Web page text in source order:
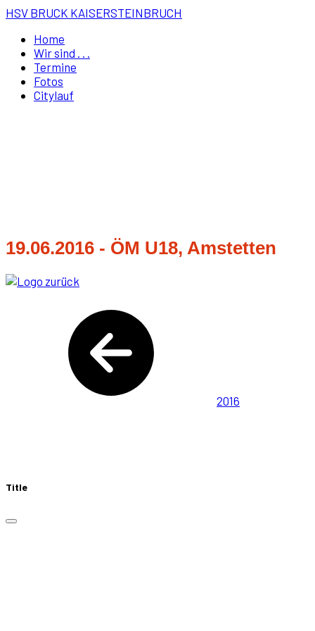
HSV BRUCK KAISERSTEINBRUCH
Home
Wir sind . . .
Termine
Fotos
Citylauf
19.06.2016 - ÖM U18, Amstetten
2016
Title